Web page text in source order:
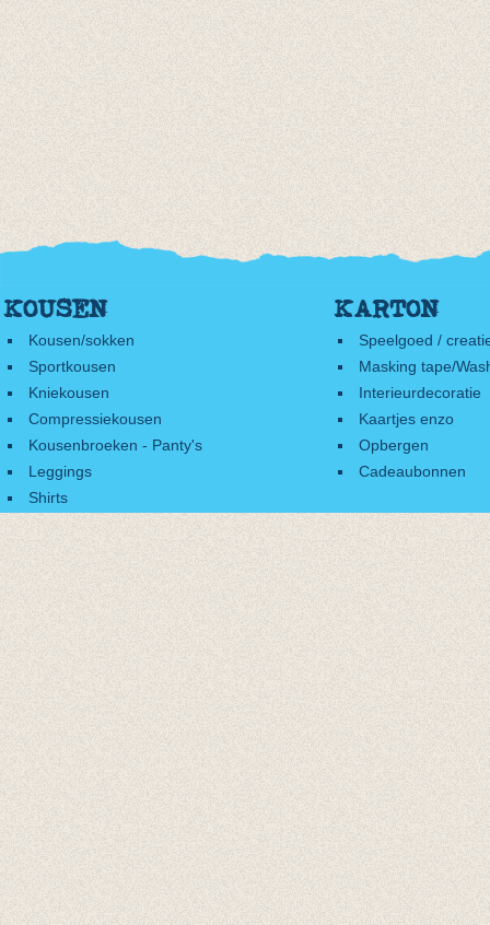
KOUSEN
Kousen/sokken
Sportkousen
Kniekousen
Compressiekousen
Kousenbroeken - Panty's
Leggings
Shirts
KARTON
Speelgoed /
Masking tape/
Interieurdecoratie
Kaartjes enzo
Opbergen
Cadeaubonnen